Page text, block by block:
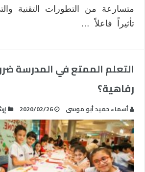
متسارعة من التطورات التقنية
تأثيراً فاعلاً …
التعلم الممتع في المدرسة
رفاهية؟
أسماء حميد أبو موسى 2020/02/26